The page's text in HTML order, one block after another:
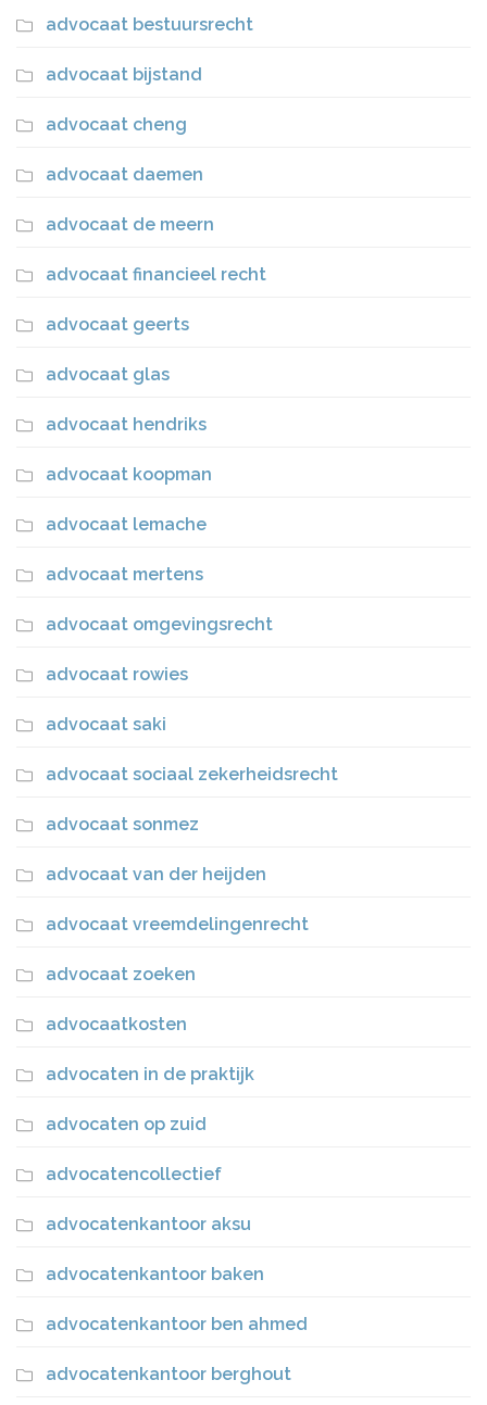
advocaat bestuursrecht
advocaat bijstand
advocaat cheng
advocaat daemen
advocaat de meern
advocaat financieel recht
advocaat geerts
advocaat glas
advocaat hendriks
advocaat koopman
advocaat lemache
advocaat mertens
advocaat omgevingsrecht
advocaat rowies
advocaat saki
advocaat sociaal zekerheidsrecht
advocaat sonmez
advocaat van der heijden
advocaat vreemdelingenrecht
advocaat zoeken
advocaatkosten
advocaten in de praktijk
advocaten op zuid
advocatencollectief
advocatenkantoor aksu
advocatenkantoor baken
advocatenkantoor ben ahmed
advocatenkantoor berghout